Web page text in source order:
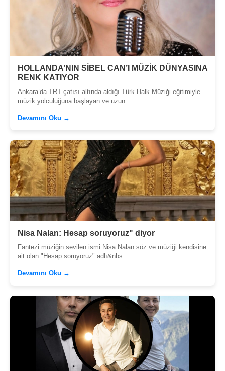
HOLLANDA’NIN SİBEL CAN’I MÜZİK DÜNYASINA
RENK KATIYOR
Ankara’da TRT çatısı altında aldığı Türk Halk Müziği eğitimiyle
müzik yolculuğuna başlayan ve uzun ...
Devamını Oku →
Nisa Nalan: Hesap soruyoruz" diyor
Fantezi müziğin sevilen ismi Nisa Nalan söz ve müziği kendisine
ait olan "Hesap soruyoruz" adlı&nbs...
Devamını Oku →